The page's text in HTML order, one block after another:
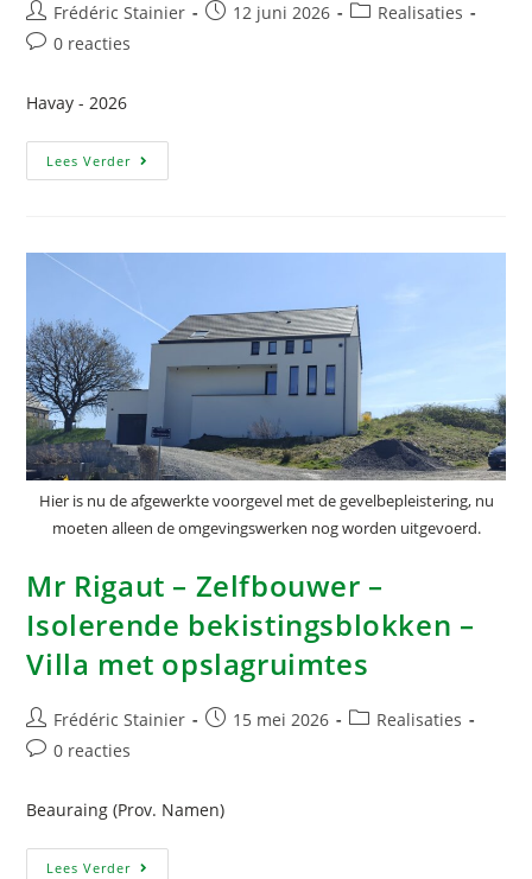
Frédéric Stainier 12 juni 2026
Realisaties
0 reacties
Havay - 2026
Lees Verder
Hier is nu de afgewerkte voorgevel met de gevelbepleistering, nu
moeten alleen de omgevingswerken nog worden uitgevoerd.
Mr Rigaut – Zelfbouwer –
Isolerende bekistingsblokken –
Villa met opslagruimtes
Frédéric Stainier 15 mei 2026
Realisaties
0 reacties
Beauraing (Prov. Namen)
Lees Verder